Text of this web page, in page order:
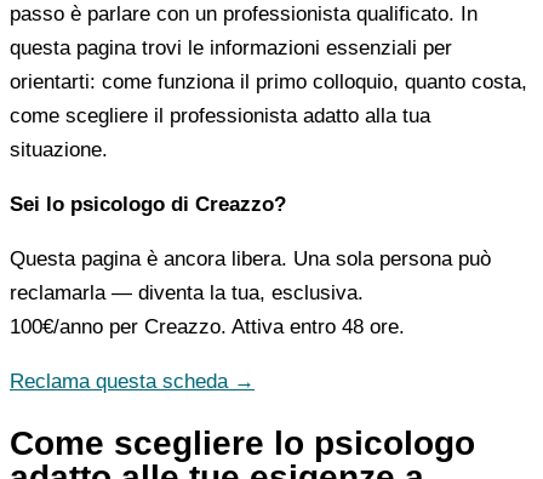
passo è parlare con un professionista qualificato. In
questa pagina trovi le informazioni essenziali per
orientarti: come funziona il primo colloquio, quanto costa,
come scegliere il professionista adatto alla tua
situazione.
Sei lo psicologo di Creazzo?
Questa pagina è ancora libera. Una sola persona può
reclamarla — diventa la tua, esclusiva.
100€/anno per Creazzo. Attiva entro 48 ore.
Reclama questa scheda →
Come scegliere lo psicologo